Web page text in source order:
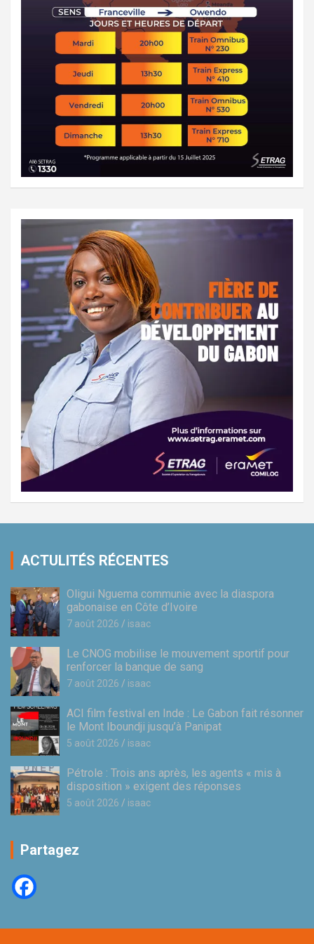
ACTULITÉS RÉCENTES
Oligui Nguema communie avec la diaspora
gabonaise en Côte d’Ivoire
7 août 2026 isaac
Le CNOG mobilise le mouvement sportif pour
renforcer la banque de sang
7 août 2026 isaac
ACI film festival en Inde : Le Gabon fait résonner
le Mont Iboundji jusqu’à Panipat
5 août 2026 isaac
Pétrole : Trois ans après, les agents « mis à
disposition » exigent des réponses
5 août 2026 isaac
Partagez